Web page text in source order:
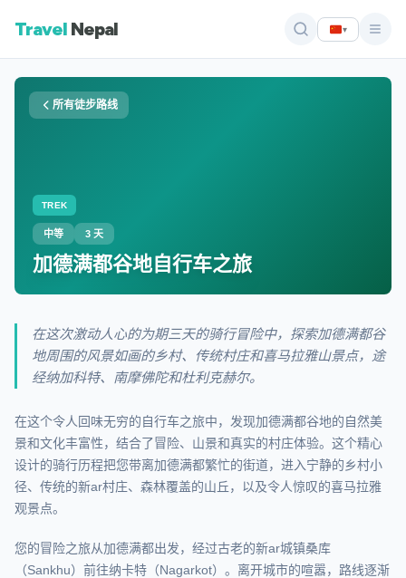
Travel Nepal ▾
所有徒步路线
TREK
中等 3 天
加德满都谷地自行车之旅
在这次激动人心的为期三天的骑行冒险中，探索加德满都谷
地周围的风景如画的乡村、传统村庄和喜马拉雅山景点，途
经纳加科特、南摩佛陀和杜利克赫尔。
在这个令人回味无穷的自行车之旅中，发现加德满都谷地的自然美
景和文化丰富性，结合了冒险、山景和真实的村庄体验。这个精心
设计的骑行历程把您带离加德满都繁忙的街道，进入宁静的乡村小
径、传统的新ar村庄、森林覆盖的山丘，以及令人惊叹的喜马拉雅
观景点。
您的冒险之旅从加德满都出发，经过古老的新ar城镇桑库
（Sankhu）前往纳卡特（Nagarkot）。离开城市的喧嚣，路线逐渐